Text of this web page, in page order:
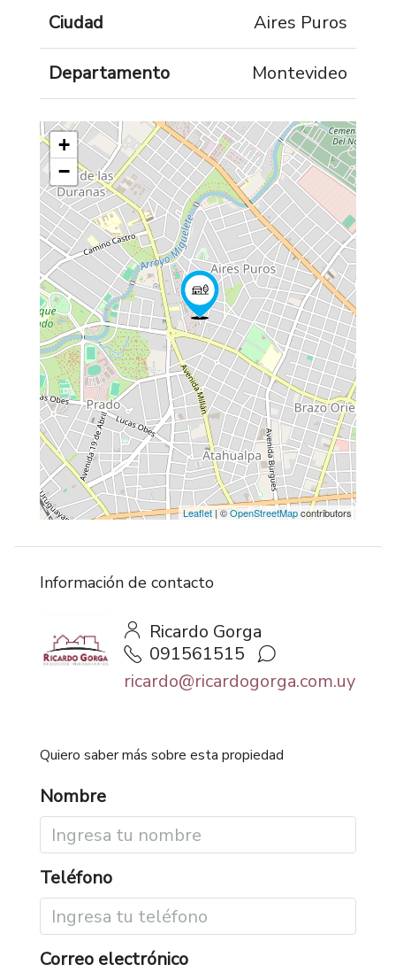
Ciudad Aires Puros
Departamento Montevideo
+
−
Leaflet| ©OpenStreetMapcontributors
Información de contacto
Ricardo Gorga
091561515
ricardo@ricardogorga.com.uy
Quiero saber más sobre esta propiedad
Nombre
Teléfono
Correo electrónico